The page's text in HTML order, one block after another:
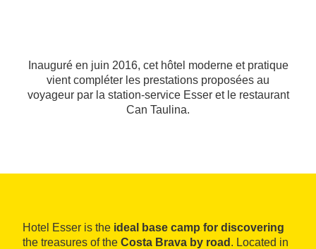
Inauguré en juin 2016, cet hôtel moderne et pratique
vient compléter les prestations proposées au
voyageur par la station-service Esser et le restaurant
Can Taulina.
Hotel Esser is the ideal base camp for discovering
the treasures of the Costa Brava by road . Located in